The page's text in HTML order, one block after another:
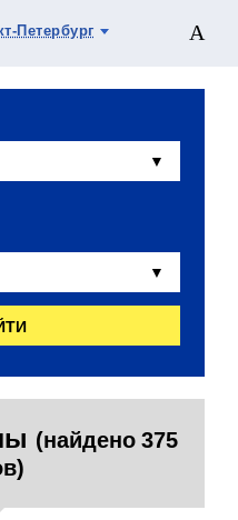
Петербург
(найдено 375